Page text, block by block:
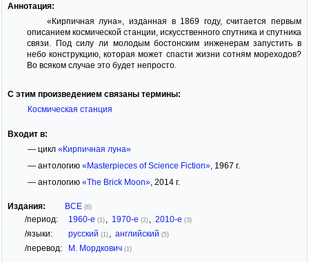
Аннотация:
«Кирпичная луна», изданная в 1869 году, считается первым
описанием космической станции, искусственного спутника и спутника
связи. Под силу ли молодым бостонским инженерам запустить в
небо конструкцию, которая может спасти жизни сотням мореходов?
Во всяком случае это будет непросто.
С этим произведением связаны термины:
Космическая станция
Входит в:
— цикл «Кирпичная луна»
— антологию «Masterpieces of Science Fiction», 1967 г.
— антологию «The Brick Moon», 2014 г.
Издания: ВСЕ (6)
/период: 1960-е (1) 1970-е (2) 2010-е (3)
/языки: русский (1) английский (5)
/перевод: М. Мордкович (1)